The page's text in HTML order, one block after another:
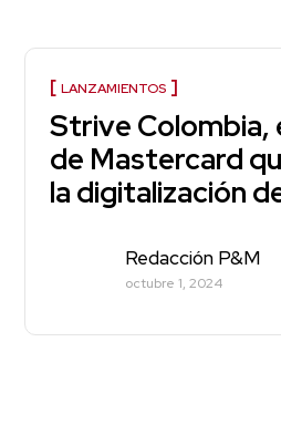
LANZAMIENTOS
Strive Colombia,
de Mastercard
la digitalización
Redacción P&M
octubre 1, 2024